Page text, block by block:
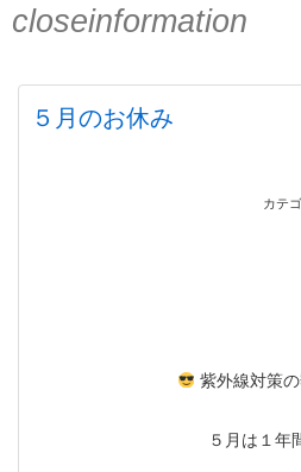
closeinformation
５月のお休み
カテ
紫外線対策
５月は１年